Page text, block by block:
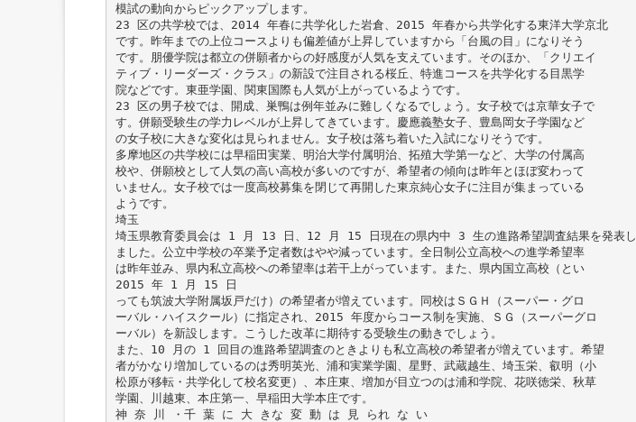
模試の動向からピックアップします。
23 区の共学校では、2014 年春に共学化した岩倉、2015 年春から共学化する東洋大学京北
です。昨年までの上位コースよりも偏差値が上昇していますから「台風の目」になりそう
です。朋優学院は都立の併願者からの好感度が人気を支えています。そのほか、「クリエイ
ティブ・リーダーズ・クラス」の新設で注目される桜丘、特進コースを共学化する目黒学
院などです。東亜学園、関東国際も人気が上がっているようです。
23 区の男子校では、開成、巣鴨は例年並みに難しくなるでしょう。女子校では京華女子で
す。併願受験生の学力レベルが上昇してきています。慶應義塾女子、豊島岡女子学園など
の女子校に大きな変化は見られません。女子校は落ち着いた入試になりそうです。
多摩地区の共学校には早稲田実業、明治大学付属明治、拓殖大学第一など、大学の付属高
校や、併願校として人気の高い高校が多いのですが、希望者の傾向は昨年とほぼ変わって
いません。女子校では一度高校募集を閉じて再開した東京純心女子に注目が集まっている
ようです。
埼玉
埼玉県教育委員会は 1 月 13 日、12 月 15 日現在の県内中 3 生の進路希望調査結果を発表し
ました。公立中学校の卒業予定者数はやや減っています。全日制公立高校への進学希望率
は昨年並み、県内私立高校への希望率は若干上がっています。また、県内国立高校（とい
2015 年 1 月 15 日
っても筑波大学附属坂戸だけ）の希望者が増えています。同校はＳＧＨ（スーパー・グロ
ーバル・ハイスクール）に指定され、2015 年度からコース制を実施、ＳＧ（スーパーグロ
ーバル）を新設します。こうした改革に期待する受験生の動きでしょう。
また、10 月の 1 回目の進路希望調査のときよりも私立高校の希望者が増えています。希望
者がかなり増加しているのは秀明英光、浦和実業学園、星野、武蔵越生、埼玉栄、叡明（小
松原が移転・共学化して校名変更）、本庄東、増加が目立つのは浦和学院、花咲徳栄、秋草
学園、川越東、本庄第一、早稲田大学本庄です。
神 奈 川 ・千 葉 に 大 きな 変 動 は 見 られ な い